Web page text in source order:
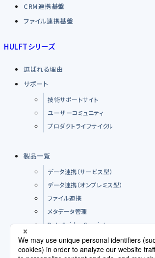
CRM連携基盤
ファイル連携基盤
HULFTシリーズ
選ばれる理由
サポート
技術サポートサイト
ユーザーコミュニティ
プロダクトライフサイクル
製品一覧
データ連携（サービス型）
データ連携（オンプレミス型）
ファイル連携
メタデータ管理
DataSpider Servista
その他製品
オープンソースソフトウエア（OSS）